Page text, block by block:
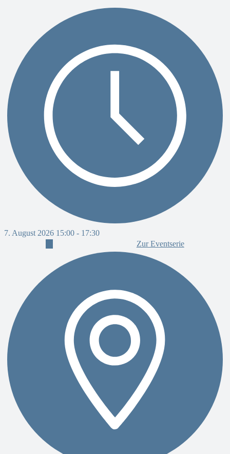
7. August 2026 15:00 - 17:30
Zur Eventserie